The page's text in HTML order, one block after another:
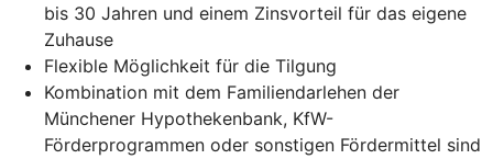
bis 30 Jahren und einem Zinsvorteil für das eigene
Zuhause
Flexible Möglichkeit für die Tilgung
Kombination mit dem Familiendarlehen der
Münchener Hypothekenbank, KfW-
Förderprogrammen oder sonstigen Fördermittel sind